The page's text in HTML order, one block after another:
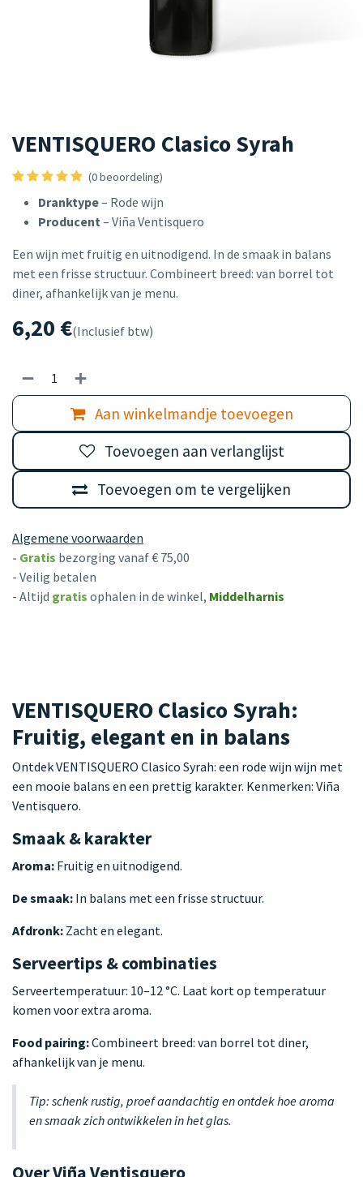
VENTISQUERO Clasico Syrah
(0 beoordeling)
Dranktype– Rode wijn
Producent– Viña Ventisquero
Een wijn met fruitig en uitnodigend. In de smaak in balans
met een frisse structuur. Combineert breed: van borrel tot
diner, afhankelijk van je menu.
6,20 €(Inclusief btw)
Aan winkelmandje toevoegen
Toevoegen om te vergelijken
Toevoegen aan verlanglijst
Algemene voorwaarden
- Gratis bezorging vanaf € 75,00
- Veilig betalen
- Altijd gratis ophalen in de winkel, Middelharnis
VENTISQUERO Clasico Syrah:
Fruitig, elegant en in balans
Ontdek VENTISQUERO Clasico Syrah: een rode wijn wijn met
een mooie balans en een prettig karakter. Kenmerken: Viña
Ventisquero.
Smaak & karakter
Aroma: Fruitig en uitnodigend.
De smaak: In balans met een frisse structuur.
Afdronk: Zacht en elegant.
Serveertips & combinaties
Serveertemperatuur: 10–12 °C. Laat kort op temperatuur
komen voor extra aroma.
Food pairing:Combineert breed: van borrel tot diner,
afhankelijk van je menu.
Tip: schenk rustig, proef aandachtig en ontdek hoe aroma
en smaak zich ontwikkelen in het glas.
Over Viña Ventisquero